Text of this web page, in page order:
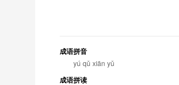
成语拼音
yú qǔ xiān yǔ
成语拼读